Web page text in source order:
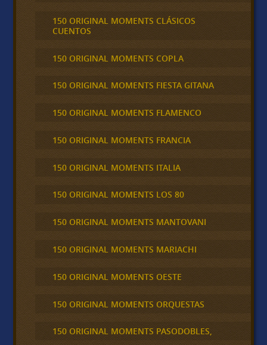
150 ORIGINAL MOMENTS CLÁSICOS
CUENTOS
150 ORIGINAL MOMENTS COPLA
150 ORIGINAL MOMENTS FIESTA GITANA
150 ORIGINAL MOMENTS FLAMENCO
150 ORIGINAL MOMENTS FRANCIA
150 ORIGINAL MOMENTS ITALIA
150 ORIGINAL MOMENTS LOS 80
150 ORIGINAL MOMENTS MANTOVANI
150 ORIGINAL MOMENTS MARIACHI
150 ORIGINAL MOMENTS OESTE
150 ORIGINAL MOMENTS ORQUESTAS
150 ORIGINAL MOMENTS PASODOBLES,